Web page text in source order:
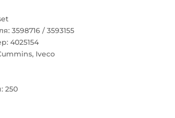
3598716 / 3593155
4025154
Iveco
250